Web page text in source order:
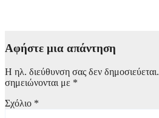
Αφήστε μια απάντηση
Η ηλ. διεύθυνση σας δεν δημοσιεύεται.
σημειώνονται με *
Σχόλιο *